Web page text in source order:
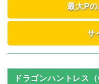
最大P
サ
ドラゴンハントレス